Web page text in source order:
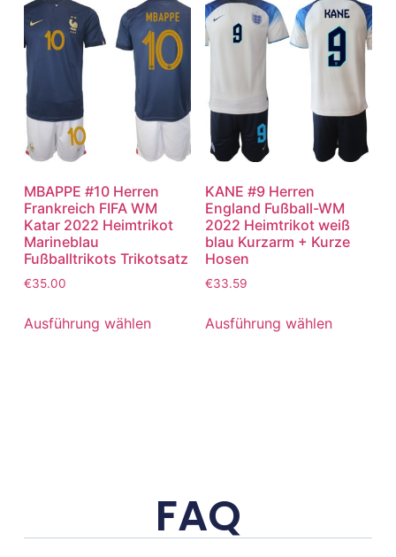
MBAPPE #10 Herren
Frankreich FIFA WM
Katar 2022 Heimtrikot
Marineblau
Fußballtrikots Trikotsatz
€35.00
Ausführung wählen
KANE #9 Herren
England Fußball-WM
2022 Heimtrikot weiß
blau Kurzarm + Kurze
Hosen
€33.59
Ausführung wählen
FAQ